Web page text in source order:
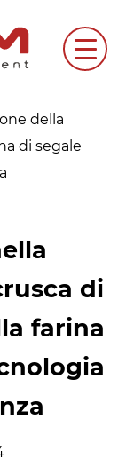
Menu
della
di segale
di
farina